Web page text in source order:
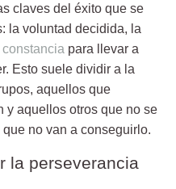
claves del éxito que se
la voluntad decidida, la
constancia para llevar a
Esto suele dividir a la
aquellos que
y aquellos otros que no se
no van a conseguirlo.
la perseverancia